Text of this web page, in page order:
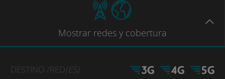
Mostrar redes y cobertura
DESTINO /RED(ES)